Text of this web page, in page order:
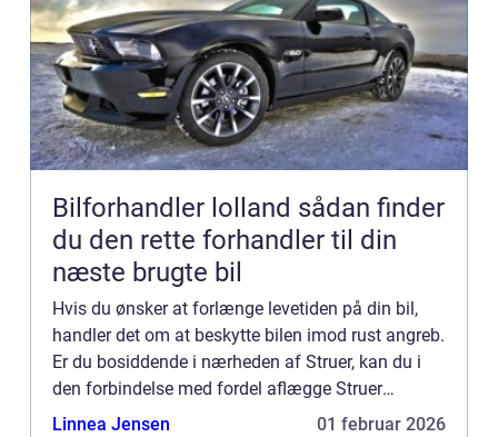
Bilforhandler lolland sådan finder
du den rette forhandler til din
næste brugte bil
Hvis du ønsker at forlænge levetiden på din bil,
handler det om at beskytte bilen imod rust angreb.
Er du bosiddende i nærheden af Struer, kan du i
den forbindelse med fordel aflægge Struer
Undervognscenter en visit. Hvem er Struer
Linnea Jensen 01 februar 2026